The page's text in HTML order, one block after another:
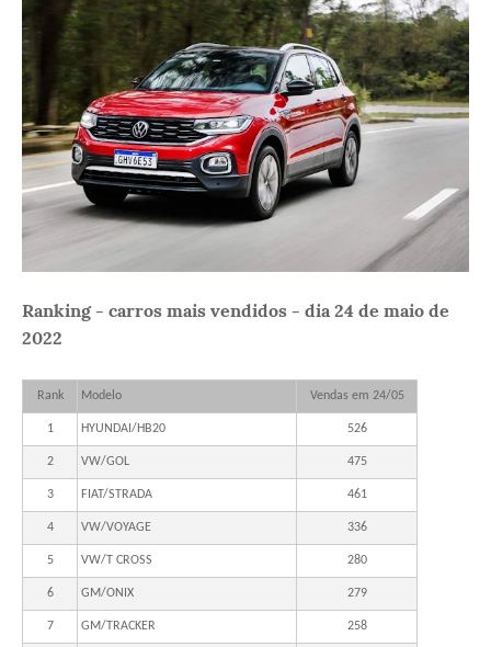
Ranking - carros mais vendidos - dia 24 de maio de
2022
Rank Modelo Vendas em 24/05
1 HYUNDAI/HB20 526
2 VW/GOL 475
3 FIAT/STRADA 461
4 VW/VOYAGE 336
5 VW/T CROSS 280
6 GM/ONIX 279
7 GM/TRACKER 258